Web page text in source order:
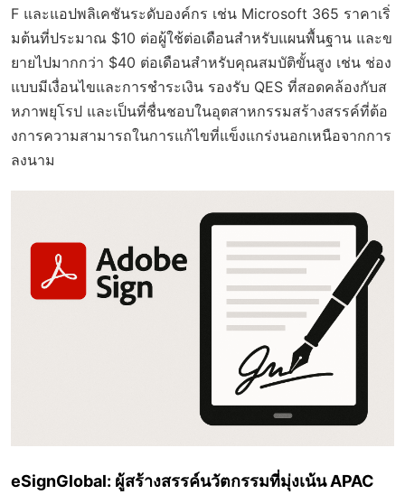
F และแอปพลิเคชันระดับองค์กร เช่น Microsoft 365 ราคาเริ่
มต้นที่ประมาณ $10 ต่อผู้ใช้ต่อเดือนสำหรับแผนพื้นฐาน และข
ยายไปมากกว่า $40 ต่อเดือนสำหรับคุณสมบัติขั้นสูง เช่น ช่อง
แบบมีเงื่อนไขและการชำระเงิน รองรับ QES ที่สอดคล้องกับส
หภาพยุโรป และเป็นที่ชื่นชอบในอุตสาหกรรมสร้างสรรค์ที่ต้อ
งการความสามารถในการแก้ไขที่แข็งแกร่งนอกเหนือจากการ
ลงนาม
eSignGlobal: ผู้สร้างสรรค์นวัตกรรมที่มุ่งเน้น APAC